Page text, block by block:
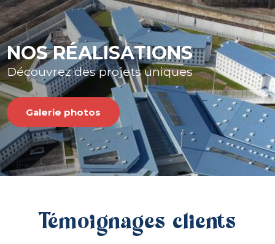
NOS RÉALISATIONS
Découvrez des projets uniques
Galerie photos
Témoignages clients